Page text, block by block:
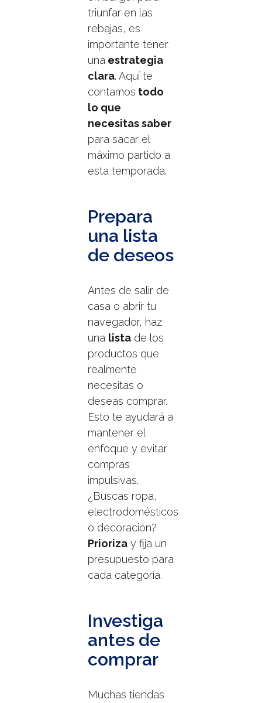
triunfar en las
rebajas, es
importante tener
una estrategia
clara. Aquí te
contamos todo
lo que
necesitas saber
para sacar el
máximo partido a
esta temporada.
Prepara
una lista
de deseos
Antes de salir de
casa o abrir tu
navegador, haz
una listade los
productos que
realmente
necesitas o
deseas comprar.
Esto te ayudará a
mantener el
enfoque y evitar
compras
impulsivas.
¿Buscas ropa,
electrodomésticos
o decoración?
Priorizay fija un
presupuesto para
cada categoría.
Investiga
antes de
comprar
Muchas tiendas